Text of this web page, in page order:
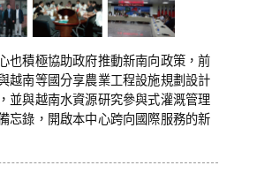
也積極協助政府推動新南向政策，前
越南等國分享農業工程設施規劃設計
並與越南水資源研究參與式灌溉管理
忘錄，開啟本中心跨向國際服務的新